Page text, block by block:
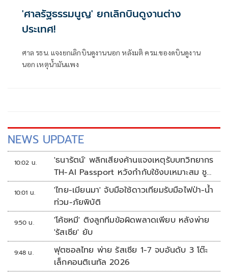
'ศาลรัฐธรรมนูญ' ยกเลิกบินดูงานต่าง
ประเทศ!
ศาล รธน. แจงยกเลิกบินดูงานนอก หลังมติ ครม.ของดบินดูงาน
นอก เหตุน้ำมันแพง
NEWS UPDATE
10:02 น.
'ธนารัตน์' พลิกเสียงค้านแจงเหตุรับบทวิทยากร
TH-AI Passport หวังกำกับใช้งบเหมาะสม ชู
จุดเด่นคนไทยได้ใช้ AI ระดับโปร ลดเหลื่อมล้ำ
ทางเทคโนโลยี เซฟงบไปกว่า900ล้าน เชื่อหาก
ใช้เต็มที่เอกชนขาดทุนย่อยยับ
10:01 น.
'ไทย-เมียนมา' จับมือใช้ดาวเทียมรับมือไฟป่า-น้ำ
ท่วม-ภัยพิบัติ
9:50 น.
'โค้ชหมี' ติงลูกทีมข้อผิดพลาดเพียบ หลังพ่าย
'รัสเซีย' ยับ
9:48 น.
ฟุตซอลไทย พ่าย รัสเซีย 1-7 จบอันดับ 3 โต๊ะ
เล็กคอนติเนทัล 2026